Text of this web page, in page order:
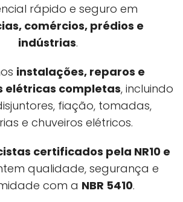
rápido e seguro em
comércios, prédios e
indústrias.
instalações, reparos e
elétricas completas, incluindo
fiação, tomadas,
e chuveiros elétricos.
certificados pela NR10 e
qualidade, segurança e
com a NBR 5410.